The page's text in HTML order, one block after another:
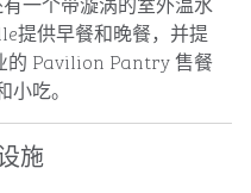
提供早餐和晚餐，并提
的 Pavilion Pantry 售餐
吃。
施